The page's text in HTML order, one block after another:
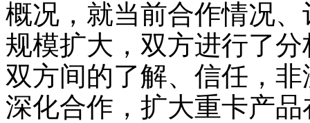
概况，就当前合作情况
规模扩大，双方进行了
双方间的了解、信任，
深化合作，扩大重卡产